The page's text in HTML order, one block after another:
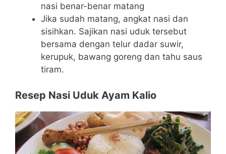
nasi benar-benar matang
Jika sudah matang, angkat nasi dan
sisihkan. Sajikan nasi uduk tersebut
bersama dengan telur dadar suwir,
kerupuk, bawang goreng dan tahu saus
tiram.
Resep Nasi Uduk Ayam Kalio